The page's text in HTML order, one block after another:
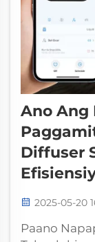
Ano Ang
Diffuser
2025-05-20
Paano